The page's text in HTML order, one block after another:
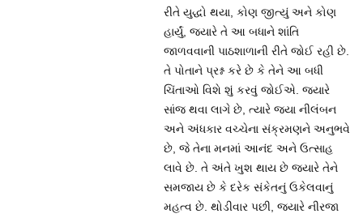
રીતે યુદ્ધો થયા, કોણ જીત્યું અને કોણ
હાર્યું, જ્યારે તે આ બધાને શાંતિ
જાળવવાની પાઠશાળાની રીતે જોઈ રહી છે.
તે પોતાને પ્રશ્ન કરે છે કે તેને આ બધી
ચિંતાઓ વિશે શું કરવું જોઈએ. જ્યારે
સાંજ થવા લાગે છે, ત્યારે જયા નીલંબન
અને અંધકાર વચ્ચેના સંક્રમણને અનુભવે
છે, જે તેના મનમાં આનંદ અને ઉત્સાહ
લાવે છે. તે અંતે ખુશ થાય છે જ્યારે તેને
સમજાય છે કે દરેક સંકેતનું ઉકેલવાનું
મહત્વ છે. થોડીવાર પછી, જ્યારે નીરજા